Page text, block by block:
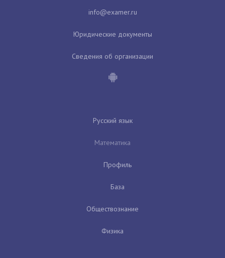
Юридические документы
Сведения об организации
Русский язык
Математика
Профиль
База
Обществознание
Физика